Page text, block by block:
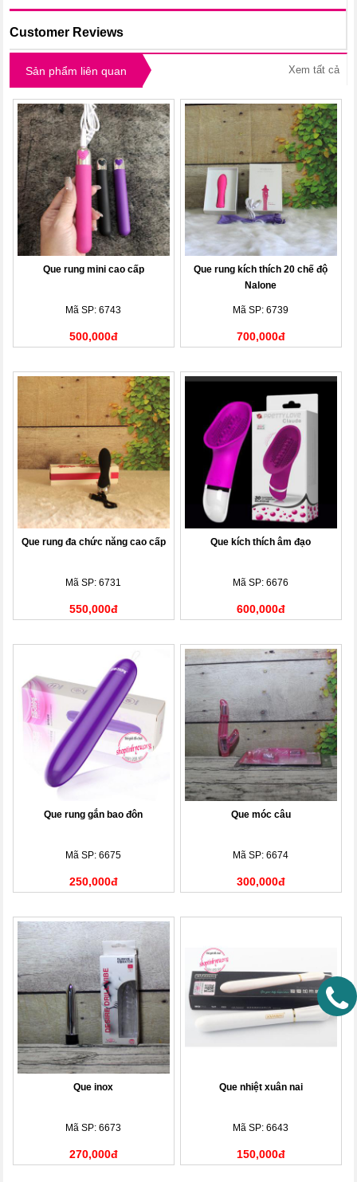
Customer Reviews
Sản phẩm liên quan Xem tất cả
Que rung mini cao cấp
Mã SP: 6743
500,000đ
Que rung kích thích 20 chế độ
Nalone
Mã SP: 6739
700,000đ
Que rung đa chức năng cao cấp
Mã SP: 6731
550,000đ
Que kích thích âm đạo
Mã SP: 6676
600,000đ
Que rung gắn bao đôn
Mã SP: 6675
250,000đ
Que móc câu
Mã SP: 6674
300,000đ
Que inox
Mã SP: 6673
270,000đ
Que nhiệt xuân nai
Mã SP: 6643
150,000đ